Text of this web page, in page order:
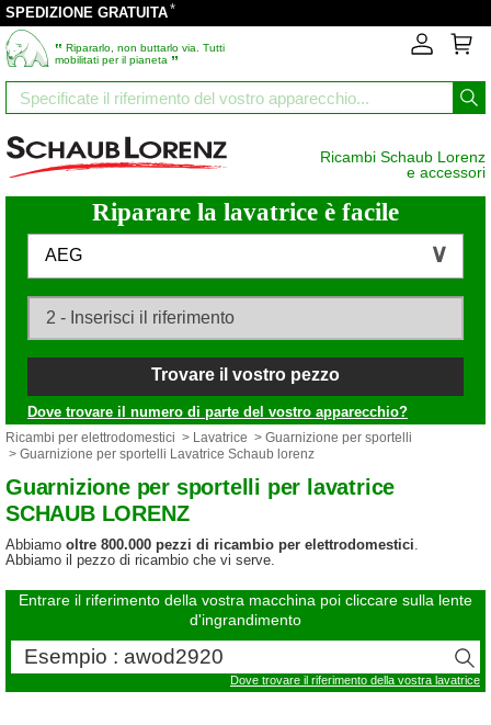
SPEDIZIONE GRATUITA*
‟ Ripararlo, non buttarlo via. Tutti
mobilitati per il pianeta ”
Ricambi Schaub Lorenz
e accessori
Riparare la lavatrice è facile
AEG
Trovare il vostro pezzo
Dove trovare il numero di parte del vostro apparecchio?
Ricambi per elettrodomestici > Lavatrice > Guarnizione per sportelli
> Guarnizione per sportelli Lavatrice Schaub lorenz
Guarnizione per sportelli per lavatrice
SCHAUB LORENZ
Abbiamo oltre 800.000 pezzi di ricambio per elettrodomestici.
Abbiamo il pezzo di ricambio che vi serve.
Entrare il riferimento della vostra macchina poi cliccare sulla lente
d'ingrandimento
Dove trovare il riferimento della vostra lavatrice